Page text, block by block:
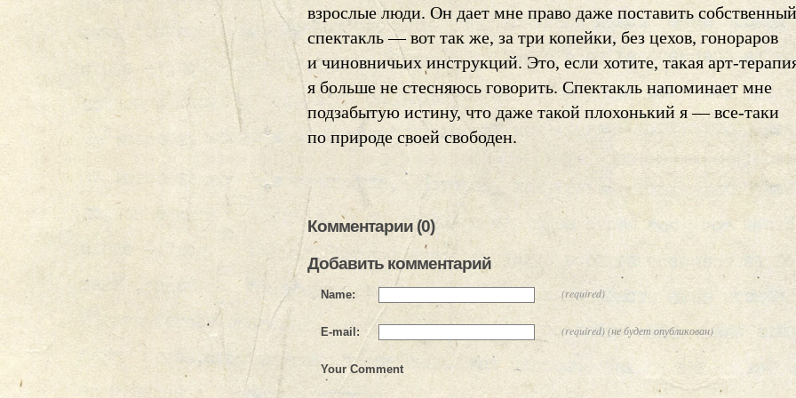
взрослые люди. Он дает мне право даже поставить собственный
спектакль — вот так же, за три копейки, без цехов, гонораров
и чиновничьих инструкций. Это, если хотите, такая арт-
я больше не стесняюсь говорить. Спектакль напоминает мне
подзабытую истину, что даже такой плохонький я — все-таки
по природе своей свободен.
Комментарии (0)
Добавить комментарий
Name: (required)
E-mail: (required) (не будет опубликован)
Your Comment